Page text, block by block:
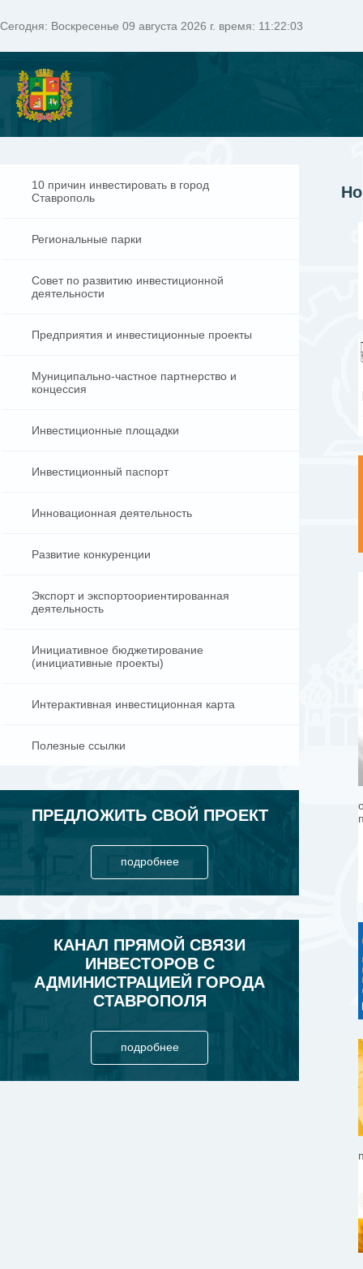
Сегодня: Воскресенье 09 августа 2026 г. время: 11:22:04
10 причин инвестировать в город
Ставрополь
Региональные парки
Совет по развитию инвестиционной
деятельности
Предприятия и инвестиционные проекты
Муниципально-частное партнерство и
концессия
Инвестиционные площадки
Инвестиционный паспорт
Инновационная деятельность
Развитие конкуренции
Экспорт и экспортоориентированная
деятельность
Инициативное бюджетирование
(инициативные проекты)
Интерактивная инвестиционная карта
Полезные ссылки
ПРЕДЛОЖИТЬ СВОЙ ПРОЕКТ
подробнее
КАНАЛ ПРЯМОЙ СВЯЗИ
ИНВЕСТОРОВ С
АДМИНИСТРАЦИЕЙ ГОРОДА
СТАВРОПОЛЯ
подробнее